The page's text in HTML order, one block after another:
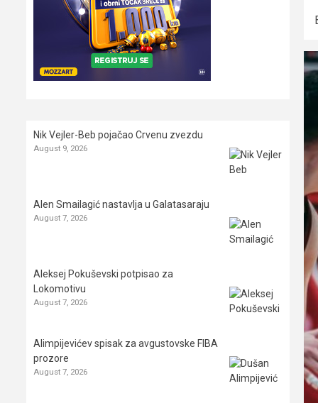
Nik Vejler-Beb pojačao Crvenu zvezdu
August 9, 2026
Alen Smailagić nastavlja u Galatasaraju
August 7, 2026
Aleksej Pokuševski potpisao za
Lokomotivu
August 7, 2026
Alimpijevićev spisak za avgustovske FIBA
prozore
August 7, 2026